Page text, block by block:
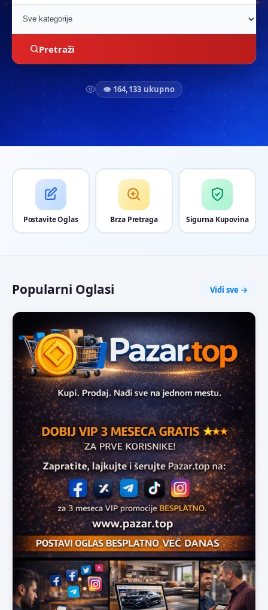
Pretraži
👁 164,133 ukupno
Postavite Oglas Brza Pretraga Sigurna Kupovina
Popularni Oglasi Vidi sve →